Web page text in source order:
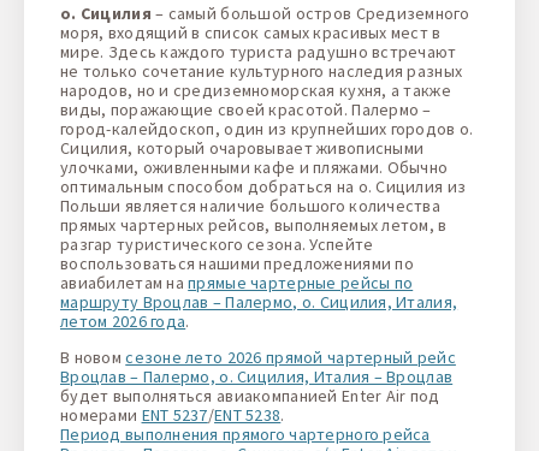
о. Сицилия – самый большой остров Средиземного
моря, входящий в список самых красивых мест в
мире. Здесь каждого туриста радушно встречают
не только сочетание культурного наследия разных
народов, но и средиземноморская кухня, а также
виды, поражающие своей красотой. Палермо –
город-калейдоскоп, один из крупнейших городов о.
Сицилия, который очаровывает живописными
улочками, оживленными кафе и пляжами. Обычно
оптимальным способом добраться на о. Сицилия из
Польши является наличие большого количества
прямых чартерных рейсов, выполняемых летом, в
разгар туристического сезона. Успейте
воспользоваться нашими предложениями по
авиабилетам напрямые чартерные рейсы по
маршруту Вроцлав – Палермо, о. Сицилия, Италия,
летом 2026 года.
В новомсезоне лето 2026 прямой чартерный рейс
Вроцлав – Палермо, о. Сицилия, Италия – Вроцлав
будет выполняться авиакомпанией Enter Air под
номерами ENT 5237/ENT 5238.
Период выполнения прямого чартерного рейса